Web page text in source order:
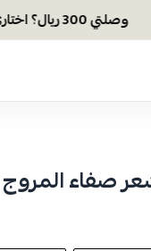
وصلتي 300 ريال؟ اختاري هديتك :🏍 شحن مجاني بكود N28 أو 💸خصم بكود EID26
المروج 125ملي